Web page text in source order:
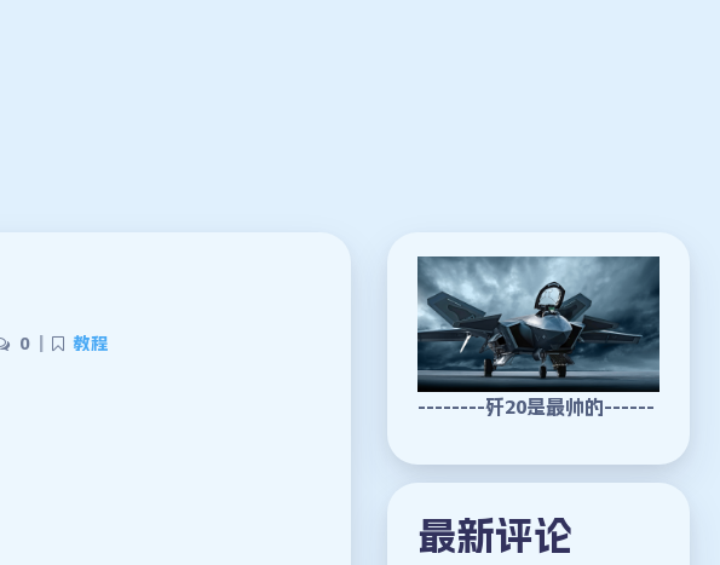
--------歼20是最帅的------
最新评论
0
教程